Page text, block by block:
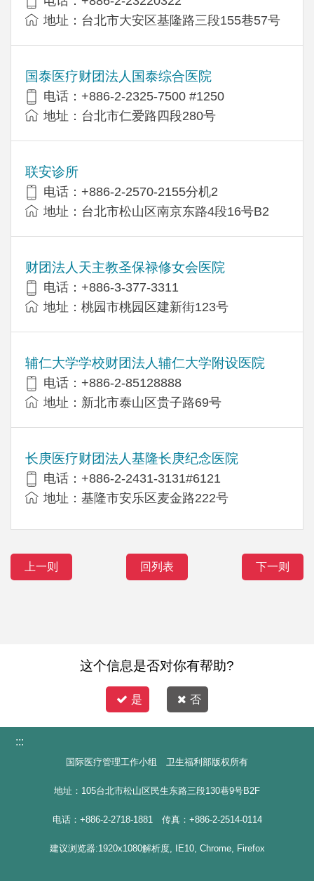
地址：台北市大安区基隆路三段155巷57号
国泰医疗财团法人国泰综合医院
电话：+886-2-2325-7500 #1250
地址：台北市仁爱路四段280号
联安诊所
电话：+886-2-2570-2155分机2
地址：台北市松山区南京东路4段16号B​​2
财团法人天主教圣保禄修女会医院
电话：+886-3-377-3311
地址：桃园市桃园区建新街123号
辅仁大学学校财团法人辅仁大学附设医院
电话：+886-2-85128888
地址：新北市泰山区贵子路69号
长庚医疗财团法人基隆长庚纪念医院
电话：+886-2-2431-3131#6121
地址：基隆市安乐区麦金路222号
上一则 回列表 下一则
这个信息是否对你有帮助?
是 否
:::
国际医疗管理工作小组 卫生福利部版权所有
地址：105台北市松山区民生东路三段130巷9号B2F
电话：+886-2-2718-1881 传真：+886-2-2514-0114
建议浏览器:1920x1080解析度, IE10, Chrome, Firefox